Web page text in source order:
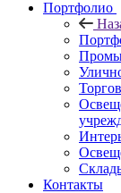
Портфолио
Контакты